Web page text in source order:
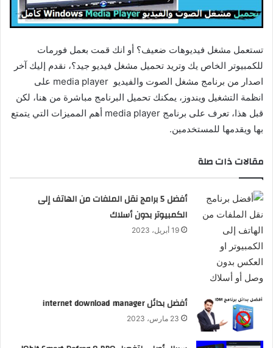
ا
تستعمل مشغل فيديوهات ضعيف؟ أو انك قمت بعمل فورمات
للكمبيوتر الخاص يك وتريد تحميل مشغل فيديو جيد؟، نقدم إليك آخر
اصدار من برنامج مشغل الصوت والفيديو media player على
انظمة التشغيل ويندوز، يمكنك تحميل البرنامج مباشرة من هنا، لكن
قبل هذا، تعرف على برنامج media player أهم المميزات التي يتمتع
بها ويقدمها للمستخدمين.
مقالات ذات صلة
أفضل 5 برامج نقل الملفات من الهاتف إلى
الكمبيوتر بدون أسلاك
19 أبريل، 2023
أفضل بدائل internet download manager
23 مارس، 2023